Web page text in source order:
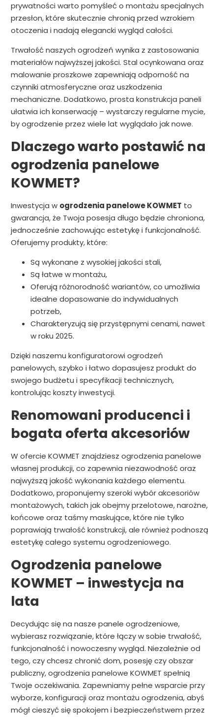
prywatności warto pomyśleć o montażu specjalnych
przesłon, które skutecznie chronią przed wzrokiem
otoczenia i nadają elegancki wygląd całości.
Trwałość naszych ogrodzeń wynika z zastosowania
materiałów najwyższej jakości. Stal ocynkowana oraz
malowanie proszkowe zapewniają odporność na
czynniki atmosferyczne oraz uszkodzenia
mechaniczne. Dodatkowo, prosta konstrukcja paneli
ułatwia ich konserwację – wystarczy regularne mycie,
by ogrodzenie przez wiele lat wyglądało jak nowe.
Dlaczego warto postawić na
ogrodzenia panelowe
KOWMET?
Inwestycja w ogrodzenia panelowe KOWMET to
gwarancja, że Twoja posesja długo będzie chroniona,
jednocześnie zachowując estetykę i funkcjonalność.
Oferujemy produkty, które:
Są wykonane z wysokiej jakości stali,
Są łatwe w montażu,
Oferują różnorodność wariantów, co umożliwia
idealne dopasowanie do indywidualnych
potrzeb,
Charakteryzują się przystępnymi cenami, nawet
w roku 2025.
Dzięki naszemu konfiguratorowi ogrodzeń
panelowych, szybko i łatwo dopasujesz produkt do
swojego budżetu i specyfikacji technicznych,
kontrolując koszty inwestycji.
Renomowani producenci i
bogata oferta akcesoriów
W ofercie KOWMET znajdziesz ogrodzenia panelowe
własnej produkcji, co zapewnia niezawodność oraz
najwyższą jakość wykonania każdego elementu.
Dodatkowo, proponujemy szeroki wybór akcesoriów
montażowych, takich jak obejmy przelotowe, narożne,
końcowe oraz taśmy maskujące, które nie tylko
poprawiają trwałość konstrukcji, ale również podnoszą
estetykę całego systemu ogrodzeniowego.
Ogrodzenia panelowe
KOWMET – inwestycja na
lata
Decydując się na nasze panele ogrodzeniowe,
wybierasz rozwiązanie, które łączy w sobie trwałość,
funkcjonalność i nowoczesny wygląd. Niezależnie od
tego, czy chcesz chronić dom, posesję czy obszar
publiczny, ogrodzenia panelowe KOWMET spełnią
Twoje oczekiwania. Zapewniamy pełne wsparcie przy
wyborze, konfiguracji oraz montażu ogrodzenia, abyś
mógł cieszyć się spokojem i bezpieczeństwem przez